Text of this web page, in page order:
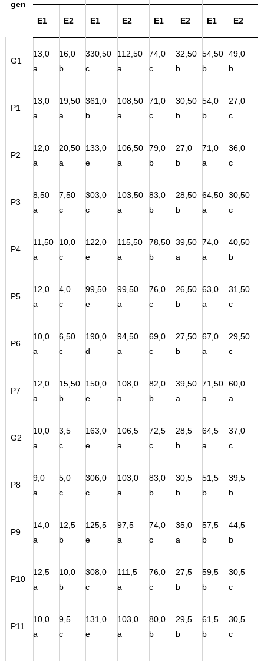
gen
E1
E2 E1 E2 E1 E2 E1 E2
G1
13,0
a
16,0
b
330,50
c
112,50
a
74,0
c
32,50
b
54,50
b
49,0
b
P1
13,0
a
19,50
a
361,0
b
108,50
a
71,0
c
30,50
b
54,0
b
27,0
c
P2
12,0
a
20,50
a
133,0
e
106,50
a
79,0
b
27,0
b
71,0
a
36,0
c
P3
8,50
a
7,50
c
303,0
c
103,50
a
83,0
b
28,50
b
64,50
a
30,50
c
P4
11,50
a
10,0
c
122,0
e
115,50
a
78,50
b
39,50
a
74,0
a
40,50
b
P5
12,0
a
4,0
c
99,50
e
99,50
a
76,0
c
26,50
b
63,0
a
31,50
c
P6
10,0
a
6,50
c
190,0
d
94,50
a
69,0
c
27,50
b
67,0
a
29,50
c
P7
12,0
a
15,50
b
150,0
e
108,0
a
82,0
b
39,50
a
71,50
a
60,0
a
G2
10,0
a
3,5
c
163,0
e
106,5
a
72,5
c
28,5
b
64,5
a
37,0
c
P8
9,0
a
5,0
c
306,0
c
103,0
a
83,0
b
30,5
b
51,5
b
39,5
b
P9
14,0
a
12,5
b
125,5
e
97,5
a
74,0
c
35,0
a
57,5
b
44,5
b
P10
12,5
a
10,0
b
308,0
c
111,5
a
76,0
c
27,5
b
59,5
b
30,5
c
P11
10,0
a
9,5
c
131,0
e
103,0
a
80,0
b
29,5
b
61,5
b
30,5
c